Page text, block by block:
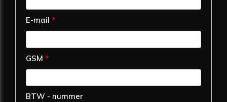
E-mail *
GSM *
BTW - nummer